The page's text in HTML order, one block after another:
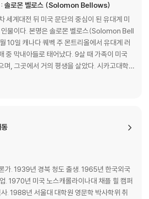
솔로몬 벨로스 (Solomon Bellows)
세계대전 뒤 미국 문단의 중심이 된 유대계 미
인물이다. 본명은 솔로몬 벨로스(Solomon Bell
10일 캐나다 퀘벡 주 몬트리올에서 유대계 러
중 막내아들로 태어났다. 9살 때 가족이 미국
며, 그곳에서 거의 평생을 살았다. 시카고대학
에 노스웨스턴대학교를 졸업했다. 1962년부터
교수로 재직했으며, 이외에도 미네소타·프린
동
가. 1939년 경북 청도 출생. 1965년 한국외국
. 1970년 미국 노스캐롤라이나대 채플 힐 캠퍼
. 1988년 서울대 대학원 영문학 박사학위 취